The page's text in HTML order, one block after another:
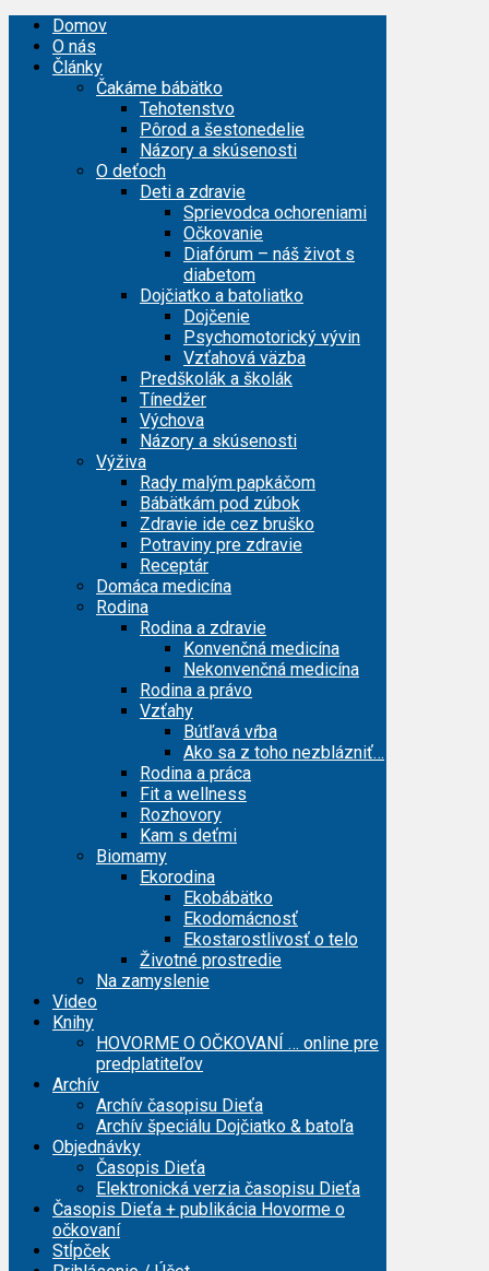
Domov
O nás
Články
Čakáme bábätko
Tehotenstvo
Pôrod a šestonedelie
Názory a skúsenosti
O deťoch
Deti a zdravie
Sprievodca ochoreniami
Očkovanie
Diafórum – náš život s
diabetom
Dojčiatko a batoliatko
Dojčenie
Psychomotorický vývin
Vzťahová väzba
Predškolák a školák
Tínedžer
Výchova
Názory a skúsenosti
Výživa
Rady malým papkáčom
Bábätkám pod zúbok
Zdravie ide cez bruško
Potraviny pre zdravie
Receptár
Domáca medicína
Rodina
Rodina a zdravie
Konvenčná medicína
Nekonvenčná medicína
Rodina a právo
Vzťahy
Bútľavá vŕba
Ako sa z toho nezblázniť…
Rodina a práca
Fit a wellness
Rozhovory
Kam s deťmi
Biomamy
Ekorodina
Ekobábätko
Ekodomácnosť
Ekostarostlivosť o telo
Životné prostredie
Na zamyslenie
Video
Knihy
HOVORME O OČKOVANÍ … online pre
predplatiteľov
Archív
Archív časopisu Dieťa
Archív špeciálu Dojčiatko & batoľa
Objednávky
Časopis Dieťa
Elektronická verzia časopisu Dieťa
Časopis Dieťa + publikácia Hovorme o
očkovaní
Stĺpček